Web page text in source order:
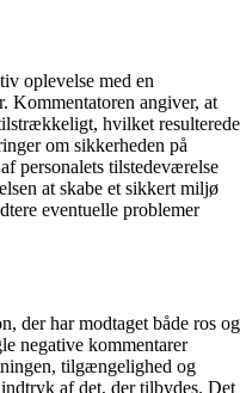
oplevelse med en
Kommentatoren angiver, at
hvilket resulterede
om sikkerheden på
personalets tilstedeværelse
at skabe et sikkert miljø
eventuelle problemer
der har modtaget både ros og
negative kommentarer
tilgængelighed og
af det, der tilbydes. Det